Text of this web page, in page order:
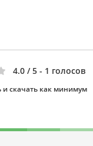
4.0 / 5 - 1 голосов
и скачать как минимум